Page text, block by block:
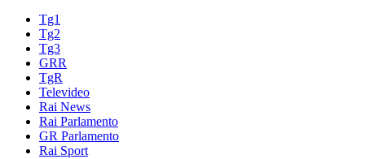
Tg1
Tg2
Tg3
GRR
TgR
Televideo
Rai News
Rai Parlamento
GR Parlamento
Rai Sport